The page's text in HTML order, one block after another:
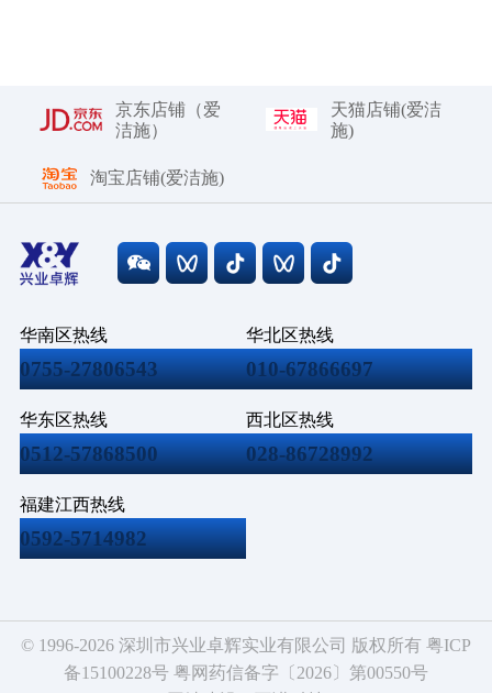
京东店铺（爱
洁施）
天猫店铺(爱洁
施)
淘宝店铺(爱洁施)
华南区热线
0755-27806543
华北区热线
010-67866697
华东区热线
0512-57868500
西北区热线
028-86728992
福建江西热线
0592-5714982
© 1996-2026 深圳市兴业卓辉实业有限公司 版权所有 粤ICP
备15100228号 粤网药信备字〔2026〕第00550号